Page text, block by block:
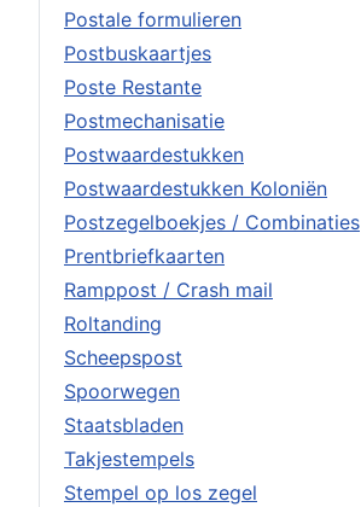
Postale formulieren
Postbuskaartjes
Poste Restante
Postmechanisatie
Postwaardestukken
Postwaardestukken Koloniën
Postzegelboekjes / Combinaties
Prentbriefkaarten
Ramppost / Crash mail
Roltanding
Scheepspost
Spoorwegen
Staatsbladen
Takjestempels
Stempel op los zegel